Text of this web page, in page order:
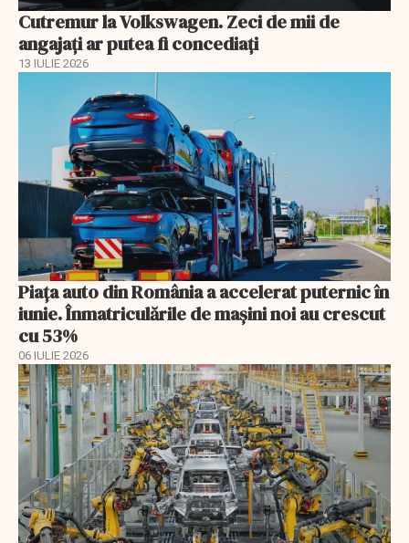
Cutremur la Volkswagen. Zeci de mii de
angajați ar putea fi concediați
13 IULIE 2026
Piața auto din România a accelerat puternic în
iunie. Înmatriculările de mașini noi au crescut
cu 53%
06 IULIE 2026